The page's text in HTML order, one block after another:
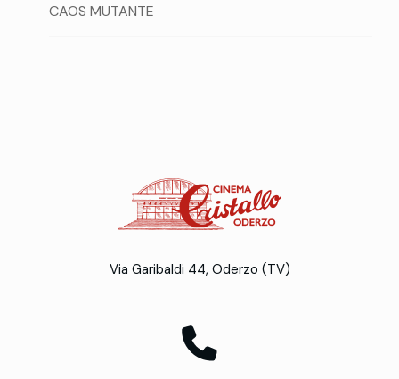
CAOS MUTANTE
Via Garibaldi 44, Oderzo (TV)